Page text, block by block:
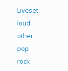
Liveset
loud
other
pop
rock